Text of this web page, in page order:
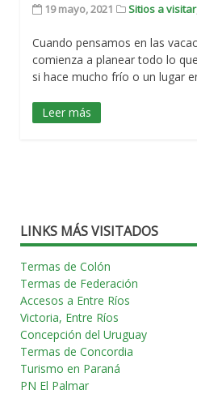
19 mayo, 2021 Sitios a visitar
Cuando pensamos en las
comienza a planear todo lo
si hace mucho frío o un lugar
Leer más
LINKS MÁS VISITADOS
Termas de Colón
Termas de Federación
Accesos a Entre Ríos
Victoria, Entre Ríos
Concepción del Uruguay
Termas de Concordia
Turismo en Paraná
PN El Palmar